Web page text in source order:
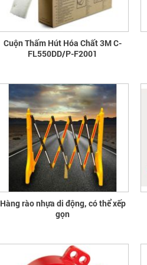
Cuộn Thấm Hút Hóa Chất 3M C-
FL550DD/P-F2001
Hàng rào nhựa di động, có thể xếp
gọn